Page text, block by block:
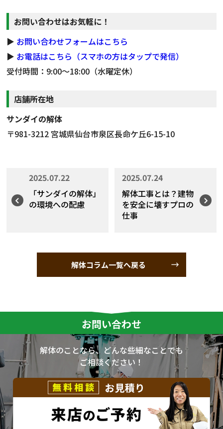
お問い合わせはお気軽に！
▶ お問い合わせフォームはこちら
▶ お電話はこちら（スマホの方はタップで発信）
受付時間：9:00～18:00（水曜定休）
店舗所在地
サンダイの解体
〒981-3212 宮城県仙台市泉区長命ケ丘6-15-10
2025.07.22
「サンダイの解体」
の環境への配慮
2025.07.24
解体工事とは？建物
を安全に壊すプロの
仕事
解体コラム一覧へ戻る
お問い合わせ
解体のことなら、どんな些細なことでも
ご相談ください！